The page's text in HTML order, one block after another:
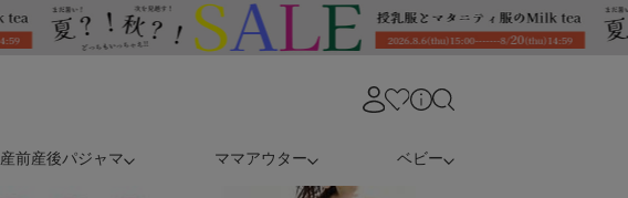
産前産後パジャマ ママアウター ベビー